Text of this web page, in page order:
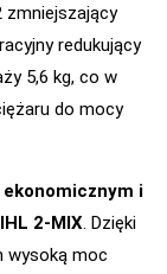
zmniejszający
redukujący
5,6 kg, co w
do mocy
ekonomicznym i
2-MIX. Dzięki
wysoką moc